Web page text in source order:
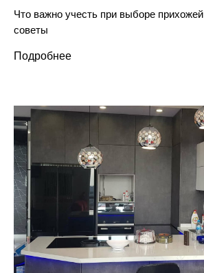
Что важно учесть при выборе
советы
Подробнее